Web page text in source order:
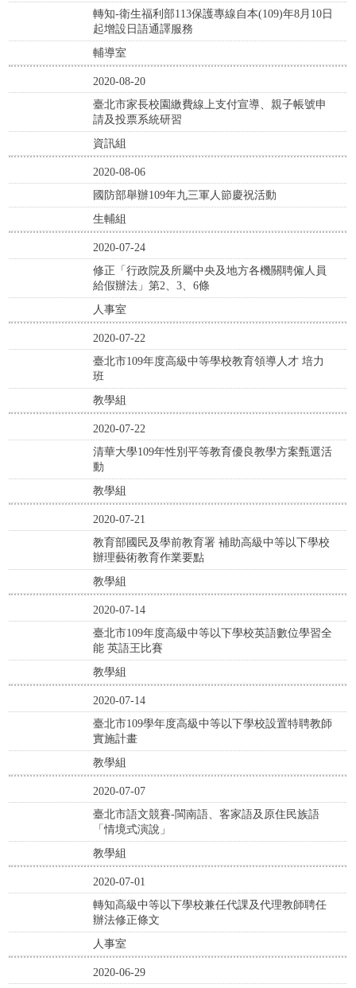
轉知-衛生福利部113保護專線自本(109)年8月10日
起增設日語通譯服務
輔導室
2020-08-20
臺北市家長校園繳費線上支付宣導、親子帳號申
請及投票系統研習
資訊組
2020-08-06
國防部舉辦109年九三軍人節慶祝活動
生輔組
2020-07-24
修正「行政院及所屬中央及地方各機關聘僱人員
給假辦法」第2、3、6條
人事室
2020-07-22
臺北市109年度高級中等學校教育領導人才 培力
班
教學組
2020-07-22
清華大學109年性別平等教育優良教學方案甄選活
動
教學組
2020-07-21
教育部國民及學前教育署 補助高級中等以下學校
辦理藝術教育作業要點
教學組
2020-07-14
臺北市109年度高級中等以下學校英語數位學習全
能 英語王比賽
教學組
2020-07-14
臺北市109學年度高級中等以下學校設置特聘教師
實施計畫
教學組
2020-07-07
臺北市語文競賽-閩南語、客家語及原住民族語
「情境式演說」
教學組
2020-07-01
轉知高級中等以下學校兼任代課及代理教師聘任
辦法修正條文
人事室
2020-06-29